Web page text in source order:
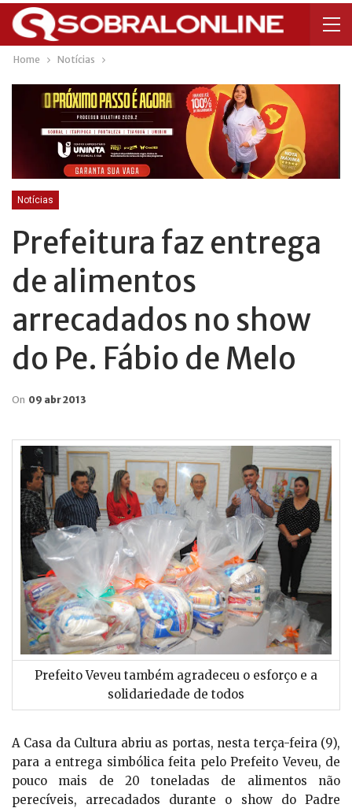
Home Notícias
Notícias
Prefeitura faz entrega
de alimentos
arrecadados no show
do Pe. Fábio de Melo
On 09 abr 2013
Prefeito Veveu também agradeceu o esforço e a
solidariedade de todos
A Casa da Cultura abriu as portas, nesta terça-feira (9),
para a entrega simbólica feita pelo Prefeito Veveu, de
pouco mais de 20 toneladas de alimentos não
perecíveis, arrecadados durante o show do Padre